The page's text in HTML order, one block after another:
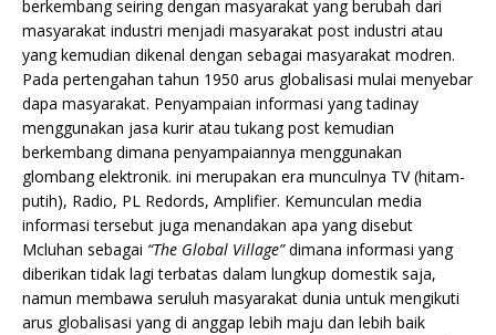
berkembang seiring dengan masyarakat yang berubah dari
masyarakat industri menjadi masyarakat post industri atau
yang kemudian dikenal dengan sebagai masyarakat modren.
Pada pertengahan tahun 1950 arus globalisasi mulai menyebar
dapa masyarakat. Penyampaian informasi yang tadinay
menggunakan jasa kurir atau tukang post kemudian
berkembang dimana penyampaiannya menggunakan
glombang elektronik. ini merupakan era munculnya TV (hitam-
putih), Radio, PL Redords, Amplifier. Kemunculan media
informasi tersebut juga menandakan apa yang disebut
Mcluhan sebagai “The Global Village”dimana informasi yang
diberikan tidak lagi terbatas dalam lungkup domestik saja,
namun membawa seruluh masyarakat dunia untuk mengikuti
arus globalisasi yang di anggap lebih maju dan lebih baik